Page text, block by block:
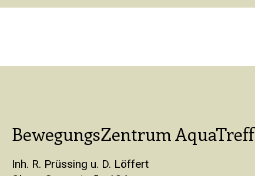
BewegungsZentrum AquaTreff
Inh. R. Prüssing u. D. Löffert